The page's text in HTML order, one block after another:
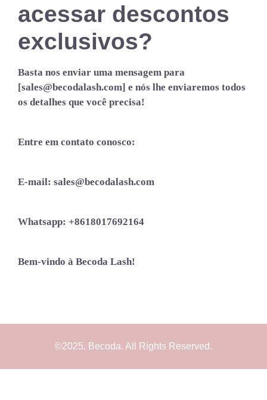
acessar descontos
exclusivos?
Basta nos enviar uma mensagem para
[sales@becodalash.com] e nós lhe enviaremos todos
os detalhes que você precisa!
Entre em contato conosco:
E-mail: sales@becodalash.com
Whatsapp: +8618017692164
Bem-vindo à Becoda Lash!
©2025. Becoda. All Rights Reserved.